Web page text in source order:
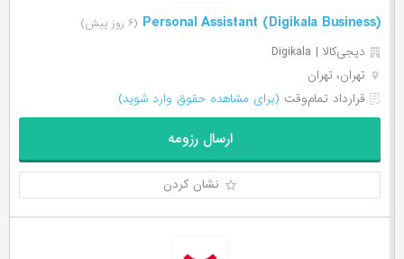
Personal Assistant (Digikala Business) (۶ روز پیش)
دیجی‌‌کالا | Digikala
تهران، تهران
قرارداد تمام‌وقت (برای مشاهده حقوق وارد شوید)
ارسال رزومه
نشان کردن